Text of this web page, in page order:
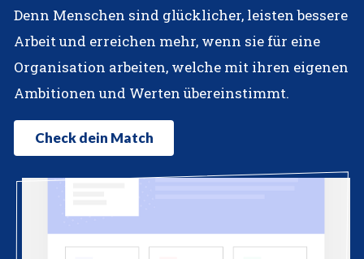
Denn Menschen sind glücklicher, leisten bessere
Arbeit und erreichen mehr, wenn sie für eine
Organisation arbeiten, welche mit ihren eigenen
Ambitionen und Werten übereinstimmt.
Check dein Match